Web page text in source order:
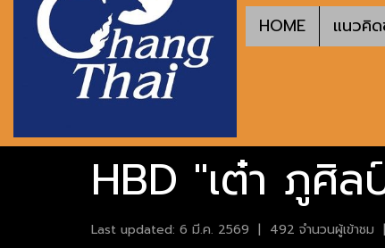
HOME แนวคิด
HBD "เต๋า ภูศิ
Last updated: 6 มี.ค. 2569 | 492 จำนวนผู้เข้าชม |